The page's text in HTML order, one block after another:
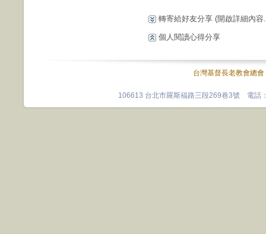
轉寄給好友分享 (開啟詳細內容
個人閱讀心得分享
台灣基督長老教會總會
106613 台北市羅斯福路三段269巷3號 電